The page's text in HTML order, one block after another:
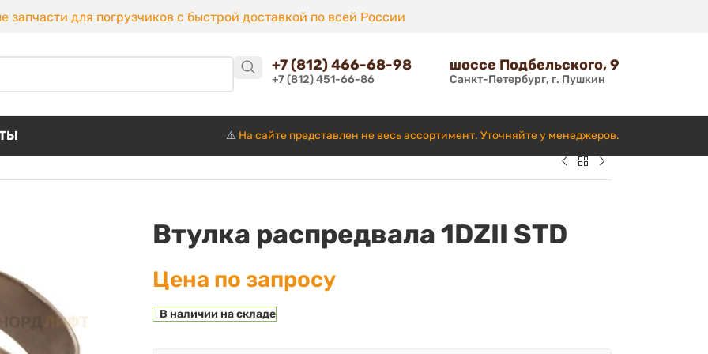
запчасти для погрузчиков с быстрой доставкой по всей России
+7 (812) 466-68-98
+7 (812) 451-66-86
шоссе Подбельского, 9
Санкт-Петербург, г. Пушкин
⚠️ На сайте представлен не весь ассортимент. Уточняйте у менеджеров.
Втулка распредвала 1DZII STD
Цена по запросу
В наличии на складе